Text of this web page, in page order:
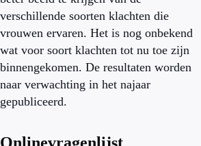
verschillende soorten klachten die
vrouwen ervaren. Het is nog onbekend
wat voor soort klachten tot nu toe zijn
binnengekomen. De resultaten worden
naar verwachting in het najaar
gepubliceerd.